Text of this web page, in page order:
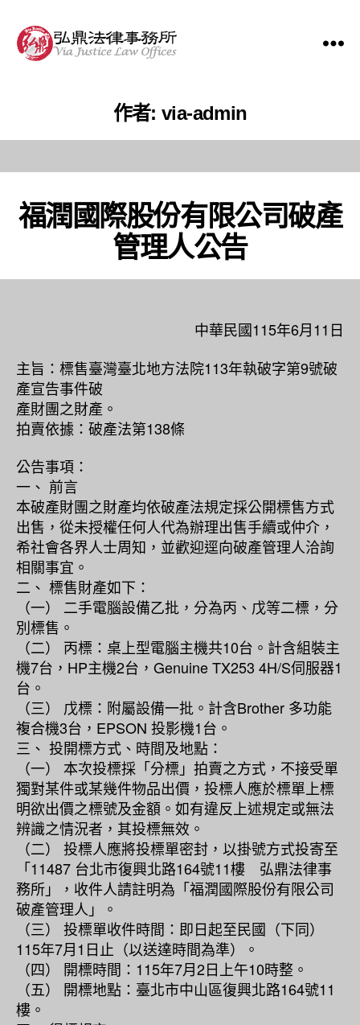
作者: via-admin
福潤國際股份有限公司破產
管理人公告
中華民國115年6月11日
主旨：標售臺灣臺北地方法院113年執破字第9號破
產宣告事件破
產財團之財產。
拍賣依據：破產法第138條
公告事項：
一、 前言
本破產財團之財產均依破產法規定採公開標售方式
出售，從未授權任何人代為辦理出售手續或仲介，
希社會各界人士周知，並歡迎逕向破產管理人洽詢
相關事宜。
二、 標售財產如下：
（一） 二手電腦設備乙批，分為丙、戊等二標，分
別標售。
（二） 丙標：桌上型電腦主機共10台。計含組裝主
機7台，HP主機2台，Genuine TX253 4H/S伺服器1
台。
（三） 戊標：附屬設備一批。計含Brother 多功能
複合機3台，EPSON 投影機1台。
三、 投開標方式、時間及地點：
（一） 本次投標採「分標」拍賣之方式，不接受單
獨對某件或某幾件物品出價，投標人應於標單上標
明欲出價之標號及金額。如有違反上述規定或無法
辨識之情況者，其投標無效。
（二） 投標人應將投標單密封，以掛號方式投寄至
「11487 台北市復興北路164號11樓 弘鼎法律事
務所」，收件人請註明為「福潤國際股份有限公司
破產管理人」。
（三） 投標單收件時間：即日起至民國（下同）
115年7月1日止（以送達時間為準）。
（四） 開標時間：115年7月2日上午10時整。
（五） 開標地點：臺北市中山區復興北路164號11
樓。